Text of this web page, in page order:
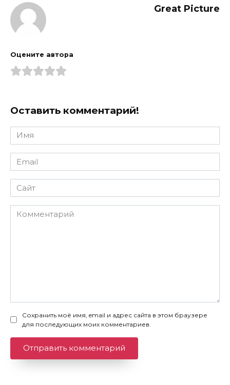
Great Picture
Оцените автора
Оставить комментарий!
Имя
*
Email
*
Сайт
Комментарий
Сохранить моё имя, email и адрес сайта в этом браузере
для последующих моих комментариев.